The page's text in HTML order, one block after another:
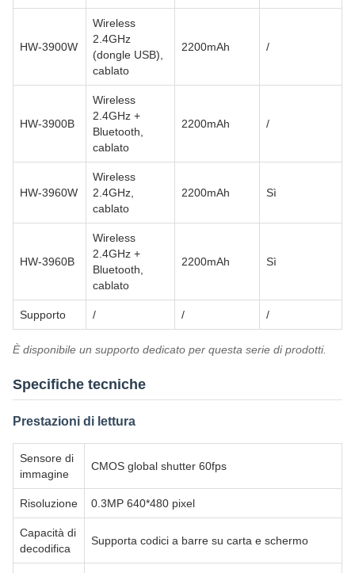
HW-3900W
Wireless
2.4GHz
(dongle USB),
cablato
2200mAh /
HW-3900B
Wireless
2.4GHz +
Bluetooth,
cablato
2200mAh /
HW-3960W
Wireless
2.4GHz,
cablato
2200mAh Sì
HW-3960B
Wireless
2.4GHz +
Bluetooth,
cablato
2200mAh Sì
Supporto / / /
È disponibile un supporto dedicato per questa serie di prodotti.
Specifiche tecniche
Prestazioni di lettura
Sensore di
immagine
CMOS global shutter 60fps
Risoluzione 0.3MP 640*480 pixel
Capacità di
decodifica
Supporta codici a barre su carta e schermo